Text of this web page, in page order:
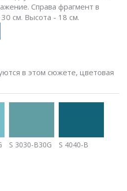
Справа фрагмент в
см. Высота - 18 см.
в этом сюжете, цветовая
S 3030-B30G S 4040-B